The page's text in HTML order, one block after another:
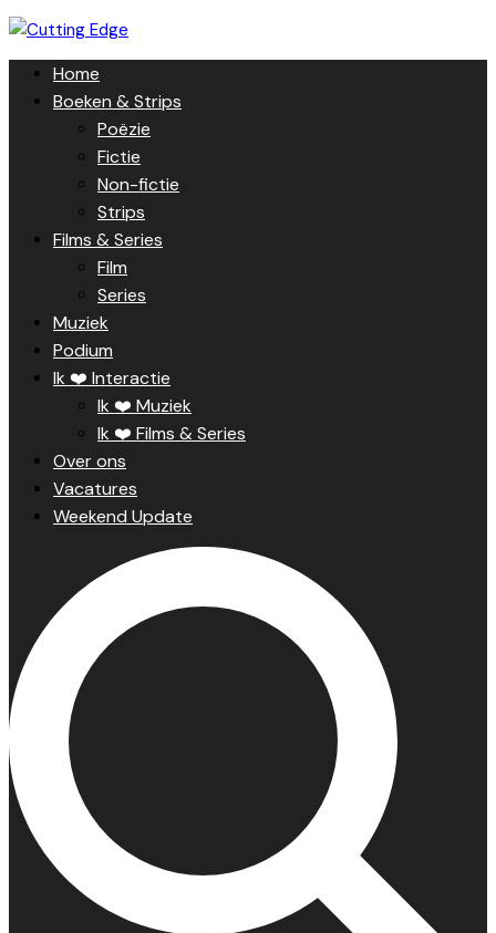
Skip
to
contentHome
Boeken & Strips
Poëzie
Fictie
Non-fictie
Strips
Films & Series
Film
Series
Muziek
Podium
Ik ❤️ Interactie
Ik ❤️ Muziek
Ik ❤️ Films & Series
Over ons
Vacatures
Weekend Update